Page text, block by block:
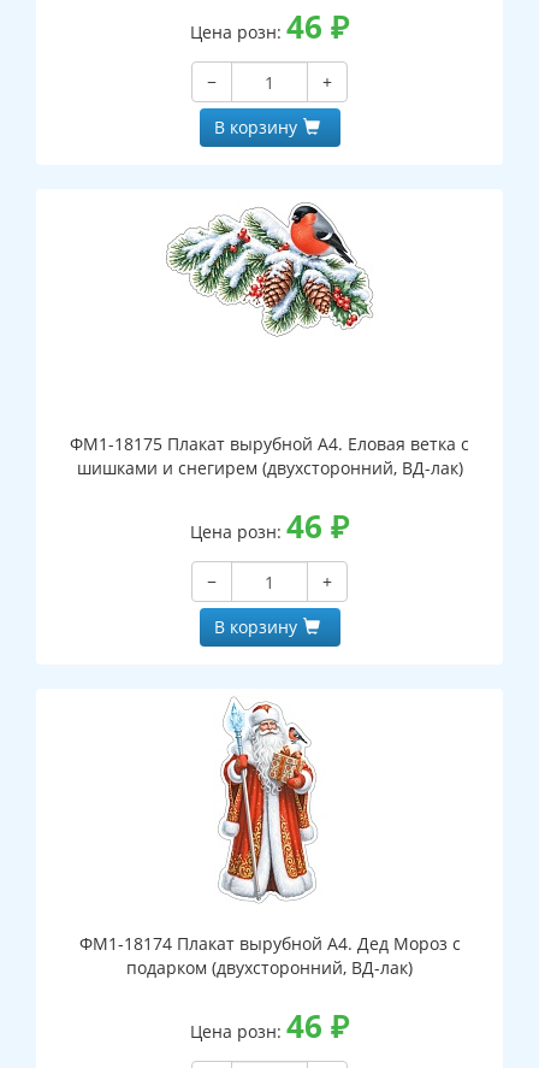
Цена розн: 46 ₽
−
+
В корзину
ФМ1-18175 Плакат вырубной А4. Еловая ветка с
шишками и снегирем (двухсторонний, ВД-лак)
Цена розн: 46 ₽
−
+
В корзину
ФМ1-18174 Плакат вырубной А4. Дед Мороз с
подарком (двухсторонний, ВД-лак)
Цена розн: 46 ₽